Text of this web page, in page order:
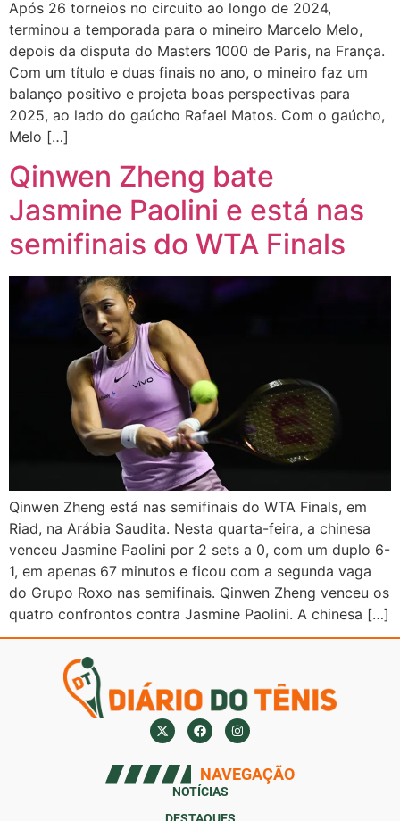
Após 26 torneios no circuito ao longo de 2024,
terminou a temporada para o mineiro Marcelo Melo,
depois da disputa do Masters 1000 de Paris, na França.
Com um título e duas finais no ano, o mineiro faz um
balanço positivo e projeta boas perspectivas para
2025, ao lado do gaúcho Rafael Matos. Com o gaúcho,
Melo […]
Qinwen Zheng bate
Jasmine Paolini e está nas
semifinais do WTA Finals
Qinwen Zheng está nas semifinais do WTA Finals, em
Riad, na Arábia Saudita. Nesta quarta-feira, a chinesa
venceu Jasmine Paolini por 2 sets a 0, com um duplo 6-
1, em apenas 67 minutos e ficou com a segunda vaga
do Grupo Roxo nas semifinais. Qinwen Zheng venceu os
quatro confrontos contra Jasmine Paolini. A chinesa […]
NAVEGAÇÃO
NOTÍCIAS